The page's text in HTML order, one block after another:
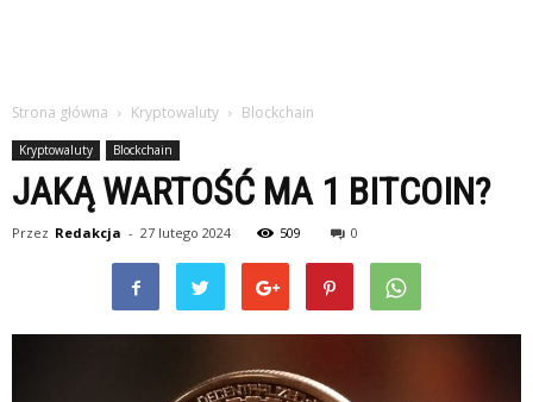
Strona główna Kryptowaluty Blockchain
Kryptowaluty Blockchain
JAKĄ WARTOŚĆ MA 1 BITCOIN?
Przez Redakcja - 27 lutego 2024 509 0